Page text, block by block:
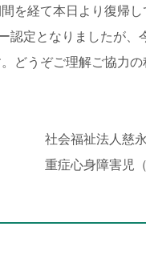
経て本日より復帰し
定となりましたが、
どうぞご理解ご協力
社会福
重症心身障害児